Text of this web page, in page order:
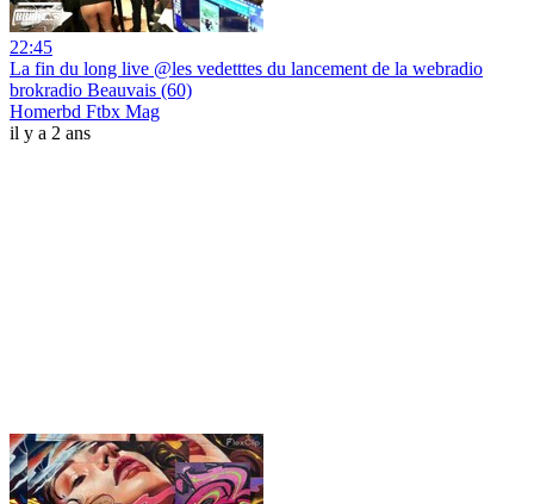
22:45
La fin du long live @les vedetttes du lancement de la webradio
brokradio Beauvais (60)
Homerbd Ftbx Mag
il y a 2 ans